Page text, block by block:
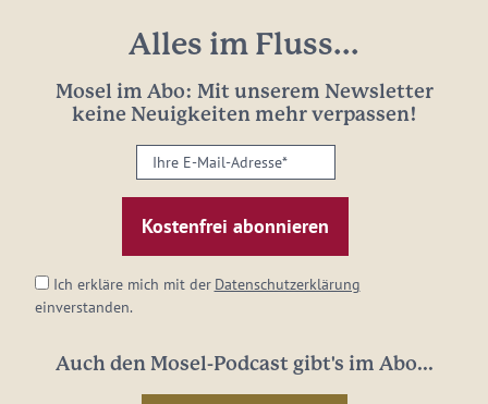
Alles im Fluss...
Mosel im Abo: Mit unserem Newsletter
keine Neuigkeiten mehr verpassen!
Ihre
E-
Mail-
Adresse:
Ich erkläre mich mit der Datenschutzerklärung
einverstanden.
Auch den Mosel-Podcast gibt's im Abo...